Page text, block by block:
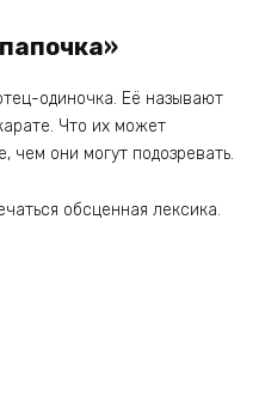
одиночка. Её называют
Что их может
чем они могут подозревать.
обсценная лексика.